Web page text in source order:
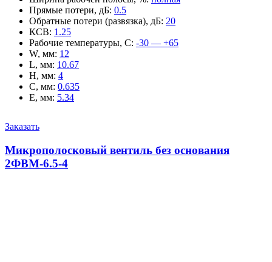
Прямые потери, дБ: 0.5
Обратные потери (развязка), дБ: 20
КСВ: 1.25
Рабочие температуры, С: -30 — +65
W, мм: 12
L, мм: 10.67
H, мм: 4
C, мм: 0.635
E, мм: 5.34
Заказать
Микрополосковый вентиль без основания
2ФВМ-6.5-4